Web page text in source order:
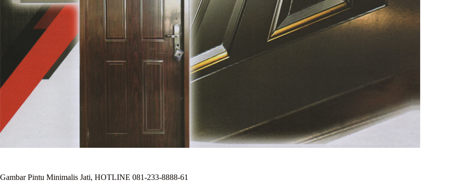
Gambar Pintu Minimalis Jati, HOTLINE 081-233-8888-61